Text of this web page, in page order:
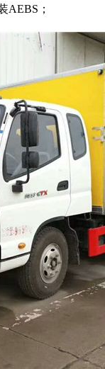
AEBS；